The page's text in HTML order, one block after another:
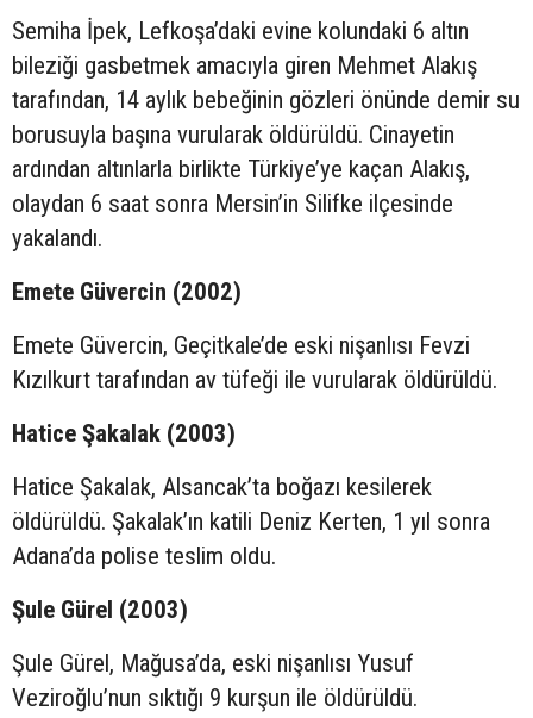
Semiha İpek, Lefkoşa’daki evine kolundaki 6 altın
bileziği gasbetmek amacıyla giren Mehmet Alakış
tarafından, 14 aylık bebeğinin gözleri önünde demir su
borusuyla başına vurularak öldürüldü. Cinayetin
ardından altınlarla birlikte Türkiye’ye kaçan Alakış,
olaydan 6 saat sonra Mersin’in Silifke ilçesinde
yakalandı.
Emete Güvercin (2002)
Emete Güvercin, Geçitkale’de eski nişanlısı Fevzi
Kızılkurt tarafından av tüfeği ile vurularak öldürüldü.
Hatice Şakalak (2003)
Hatice Şakalak, Alsancak’ta boğazı kesilerek
öldürüldü. Şakalak’ın katili Deniz Kerten, 1 yıl sonra
Adana’da polise teslim oldu.
Şule Gürel (2003)
Şule Gürel, Mağusa’da, eski nişanlısı Yusuf
Veziroğlu’nun sıktığı 9 kurşun ile öldürüldü.